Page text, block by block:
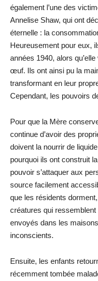
également l’une des
Annelise Shaw, qui ont
éternelle : la
Heureusement pour eux,
années 1940, alors
œuf. Ils ont ainsi pu la
transformant en leur
Cependant, les pouvoirs
Pour que la Mère
continue d’avoir des
doivent la nourrir de
pourquoi ils ont construit
pouvoir s’attaquer aux
source facilement
que les résidents
créatures qui
envoyés dans les
inconscients.
Ensuite, les enfants
récemment tombée